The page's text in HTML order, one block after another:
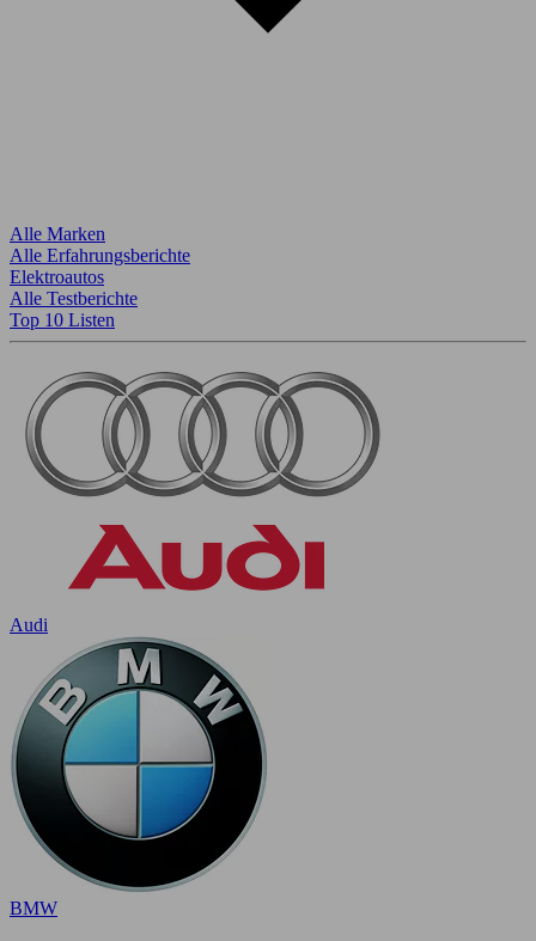
Alle Marken
Alle Erfahrungsberichte
Elektroautos
Alle Testberichte
Top 10 Listen
Audi
BMW